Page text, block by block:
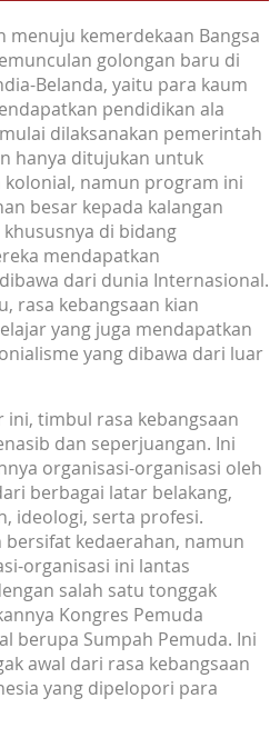
menuju kemerdekaan Bangsa
golongan baru di
Belanda, yaitu para kaum
pendidikan ala
dilaksanakan pemerintah
hanya ditujukan untuk
namun program ini
besar kepada kalangan
di bidang
mendapatkan
dari dunia Internasional.
rasa kebangsaan kian
yang juga mendapatkan
yang dibawa dari luar
ini, timbul rasa kebangsaan
dan seperjuangan. Ini
organisasi-organisasi oleh
berbagai latar belakang,
ideologi, serta profesi.
bersifat kedaerahan, namun
organisasi ini lantas
salah satu tonggak
Kongres Pemuda
berupa Sumpah Pemuda. Ini
awal dari rasa kebangsaan
yang dipelopori para